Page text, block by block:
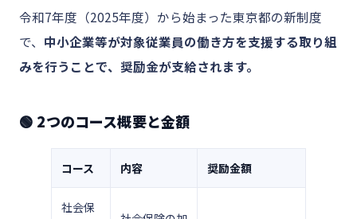
令和7年度（2025年度）から始まった東京都の新制度
で、 中小企業等が対象従業員の働き方を支援する取り組
みを行うことで、奨励金が支給されます。
🟢 2つのコース概要と金額
コース 内容 奨励金額
社会保